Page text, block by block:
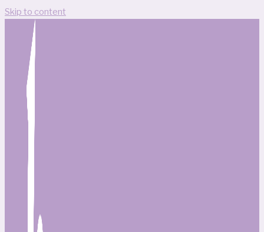
Skip to content